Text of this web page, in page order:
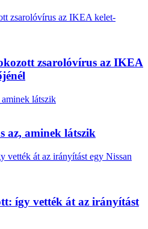
zsarolóvírus az IKEA
az, aminek látszik
így vették át az irányítást